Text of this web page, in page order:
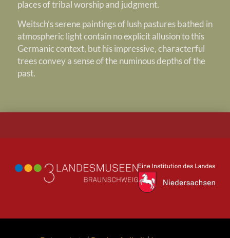
places of tribal worship and judgment.
Weitsch’s serene paintings of lush pastures bathed in
atmospheric light contain no explicit allusion to this
Germanic context, but his impressive, characterful
trees convey a sense of the numinous depths of the
past.